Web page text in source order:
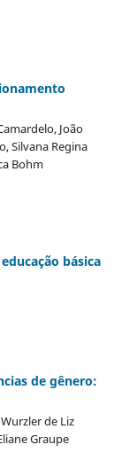
João
Silvana Regina
Bohm
básica
de gênero:
de Liz
Graupe